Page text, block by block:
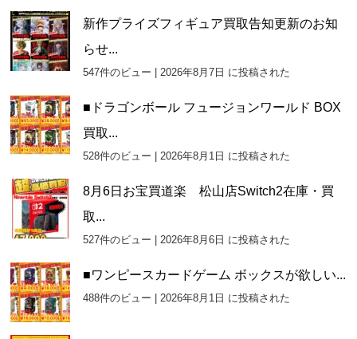
新作プライズフィギュア買取告知更新のお知
らせ...
547件のビュー | 2026年8月7日 に投稿された
■ドラゴンボール フュージョンワールド BOX
買取...
528件のビュー | 2026年8月1日 に投稿された
8月6日お宝買道楽 松山店Switch2在庫・買
取...
527件のビュー | 2026年8月6日 に投稿された
■ワンピースカードゲーム ボックスが欲しい...
488件のビュー | 2026年8月1日 に投稿された